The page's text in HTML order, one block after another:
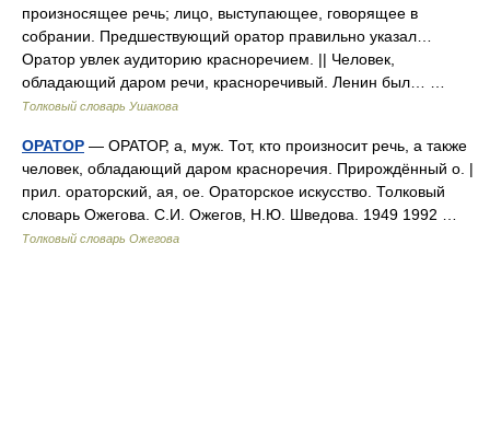
произносящее речь; лицо, выступающее, говорящее в
собрании. Предшествующий оратор правильно указал…
Оратор увлек аудиторию красноречием. || Человек,
обладающий даром речи, красноречивый. Ленин был… …
Толковый словарь Ушакова
ОРАТОР — ОРАТОР, а, муж. Тот, кто произносит речь, а также
человек, обладающий даром красноречия. Прирождённый о. |
прил. ораторский, ая, ое. Ораторское искусство. Толковый
словарь Ожегова. С.И. Ожегов, Н.Ю. Шведова. 1949 1992 …
Толковый словарь Ожегова